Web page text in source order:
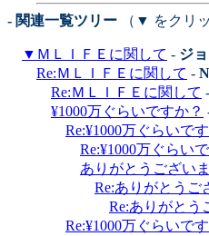
- 関連一覧ツリー （▼ をクリ
▼ ＭＬＩＦＥに関して - ジ
Re:ＭＬＩＦＥに関して -
Re:ＭＬＩＦＥに関して -
¥1000万ぐらいですか？
Re:¥1000万ぐらいで
Re:¥1000万ぐらい
ありがとうござい
Re:ありがとうご
Re:ありがとう
Re:¥1000万ぐらいで